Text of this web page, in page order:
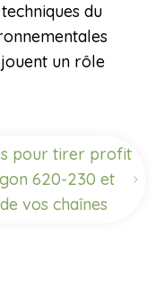
du
un rôle
pour tirer profit
620-230 et
vos chaînes